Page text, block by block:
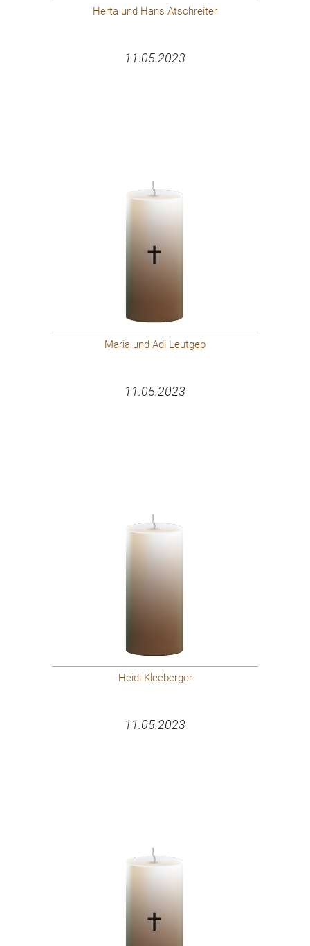
Herta und Hans Atschreiter
11.05.2023
Maria und Adi Leutgeb
11.05.2023
Heidi Kleeberger
11.05.2023